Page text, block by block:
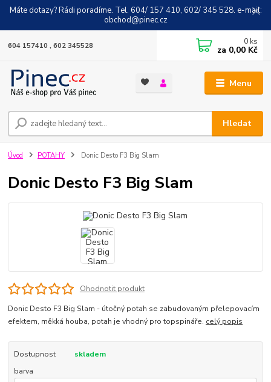
Máte dotazy? Rádi poradíme. Tel. 604/ 157 410, 602/ 345 528. e-mail:
obchod@pinec.cz
Menu
Hledat
604 157410 , 602 345528 0 ks
za 0,00 Kč
Úvod POTAHY Donic Desto F3 Big Slam
Donic Desto F3 Big Slam
Ohodnotit produkt
Donic Desto F3 Big Slam - útočný potah se zabudovaným přelepovacím
efektem, měkká houba, potah je vhodný pro topspináře. celý popis
Dostupnost
skladem
barva